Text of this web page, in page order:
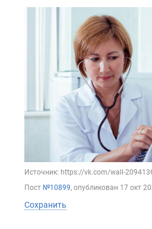
Источник: https://vk.com/wall-
Пост №10899, опубликован 17 окт
Сохранить